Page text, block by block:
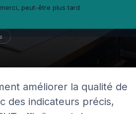
améliorer la qualité de
des indicateurs précis,
peut-être plus tard